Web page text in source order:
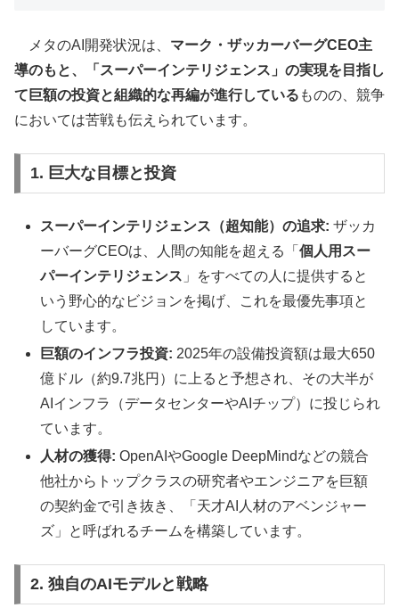
メタのAI開発状況は、 マーク・ザッカーバーグCEO主
導のもと、「スーパーインテリジェンス」の実現を目指し
て巨額の投資と組織的な再編が進行している ものの、競争
においては苦戦も伝えられています。
1. 巨大な目標と投資
スーパーインテリジェンス（超知能）の追求: ザッカ
ーバーグCEOは、人間の知能を超える「個人用スー
パーインテリジェンス 」をすべての人に提供すると
いう野心的なビジョンを掲げ、これを最優先事項と
しています。
巨額のインフラ投資: 2025年の設備投資額は最大650
億ドル（約9.7兆円）に上ると予想され、その大半が
AIインフラ（データセンターやAIチップ）に投じられ
ています。
人材の獲得: OpenAIやGoogle DeepMindなどの競合
他社からトップクラスの研究者やエンジニアを巨額
の契約金で引き抜き、「天才AI人材のアベンジャー
ズ」と呼ばれるチームを構築しています。
2. 独自のAIモデルと戦略